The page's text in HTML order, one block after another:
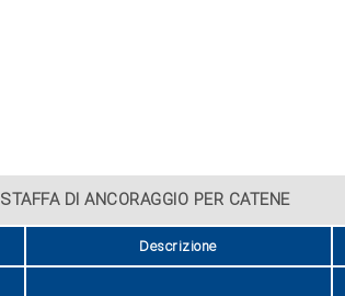
STAFFA DI ANCORAGGIO PER CATENE
Descrizione